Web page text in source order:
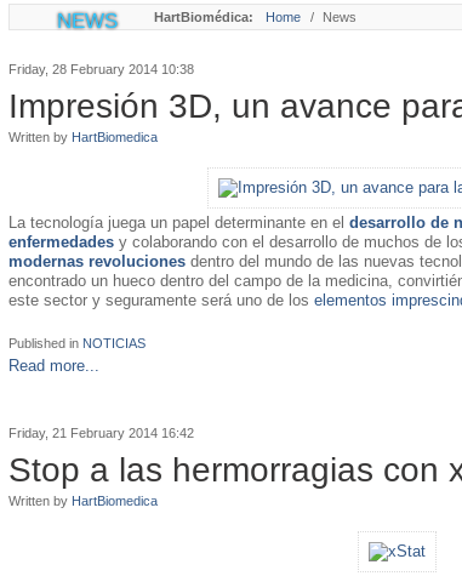
NEWS HartBiomédica: Home / News
Friday, 28 February 2014 10:38
Impresión 3D, un avance
Written by HartBiomedica
La tecnología juega un papel determinante en el desarrollo de
enfermedades y colaborando con el desarrollo de muchos de
modernas revoluciones dentro del mundo de las nuevas
encontrado un hueco dentro del campo de la medicina,
este sector y seguramente será uno de los elementos
Published in NOTICIAS
Read more...
Friday, 21 February 2014 16:42
Stop a las hermorragias con
Written by HartBiomedica